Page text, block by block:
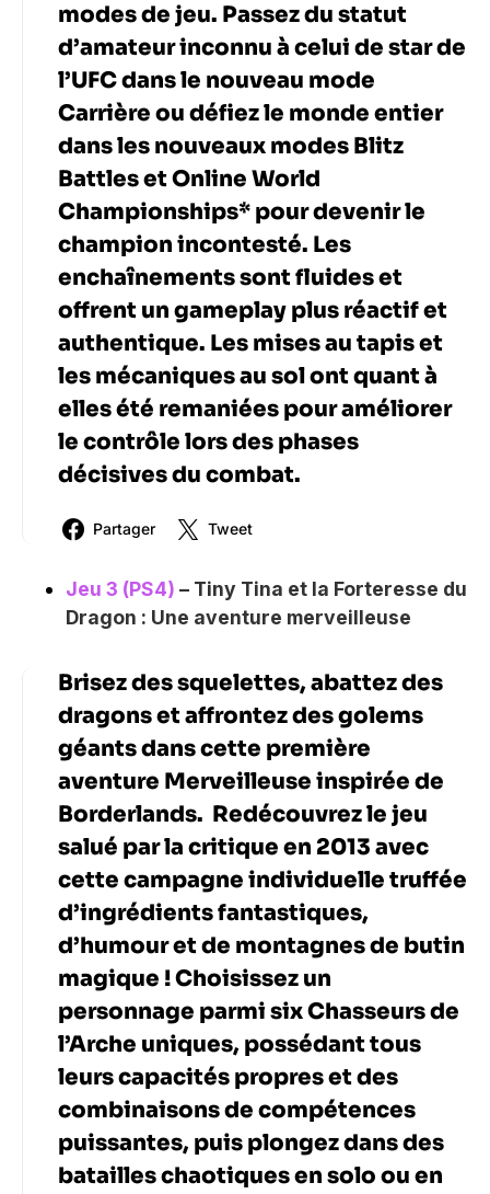
modes de jeu. Passez du statut
d’amateur inconnu à celui de star de
l’UFC dans le nouveau mode
Carrière ou défiez le monde entier
dans les nouveaux modes Blitz
Battles et Online World
Championships* pour devenir le
champion incontesté. Les
enchaînements sont fluides et
offrent un gameplay plus réactif et
authentique. Les mises au tapis et
les mécaniques au sol ont quant à
elles été remaniées pour améliorer
le contrôle lors des phases
décisives du combat.
Partager Tweet
Jeu 3 (PS4) – Tiny Tina et la Forteresse du
Dragon : Une aventure merveilleuse
Brisez des squelettes, abattez des
dragons et affrontez des golems
géants dans cette première
aventure Merveilleuse inspirée de
Borderlands. Redécouvrez le jeu
salué par la critique en 2013 avec
cette campagne individuelle truffée
d’ingrédients fantastiques,
d’humour et de montagnes de butin
magique ! Choisissez un
personnage parmi six Chasseurs de
l’Arche uniques, possédant tous
leurs capacités propres et des
combinaisons de compétences
puissantes, puis plongez dans des
batailles chaotiques en solo ou en